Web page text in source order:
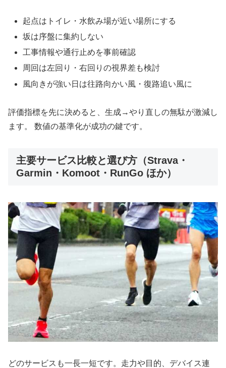
起点はトイレ・水飲み場が近い場所にする
坂は序盤に集約しない
工事情報や通行止めを事前確認
周回は左回り・右回りの視界差も検討
風向きが強い日は往路向かい風・復路追い風に
評価指標を先に決めると、生成→やり直しの無駄が激減し
ます。 数値の基準化が成功の鍵です。
主要サービス比較と選び方（Strava・
Garmin・Komoot・RunGo ほか）
どのサービスも一長一短です。走力や目的、デバイス連